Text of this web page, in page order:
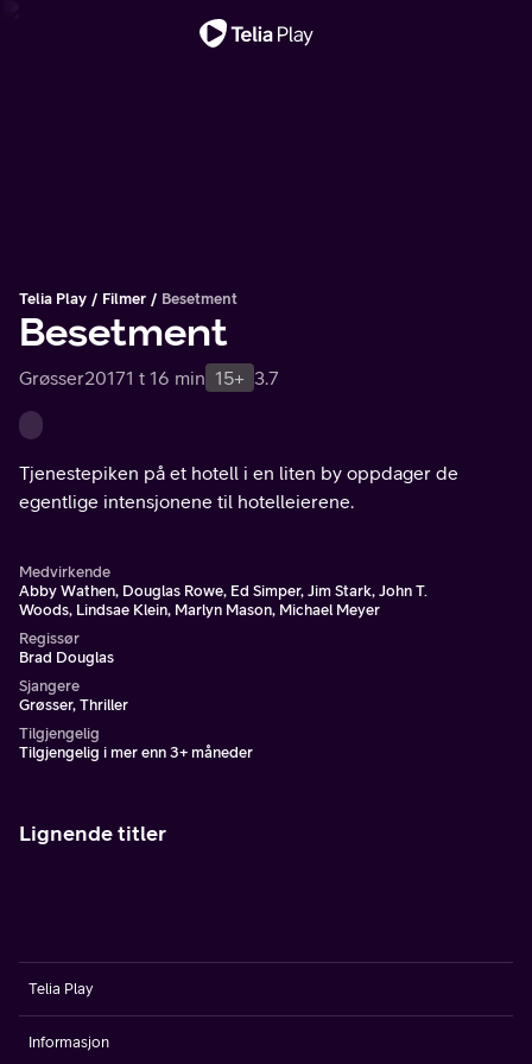
Telia Play Filmer Besetment
Besetment
Grøsser20171 t 16 min 15+ 3.7
Tjenestepiken på et hotell i en liten by oppdager de
egentlige intensjonene til hotelleierene.
Medvirkende
Abby Wathen, Douglas Rowe, Ed Simper, Jim Stark, John T.
Woods, Lindsae Klein, Marlyn Mason, Michael Meyer
Regissør
Brad Douglas
Sjangere
Grøsser, Thriller
Tilgjengelig
Tilgjengelig i mer enn 3+ måneder
Lignende titler
Telia Play
Informasjon